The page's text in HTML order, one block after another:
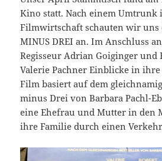
Kino statt. Nach einem Umtrunk
Filmwirtschaft schauten wir uns
MINUS DREI an. Im Anschluss
Regisseur Adrian Goiginger und
Valerie Pachner Einblicke in ihre
Film basiert auf dem
minus Drei von Barbara Pachl-
eine Ehefrau und Mutter in den
ihre Familie durch einen